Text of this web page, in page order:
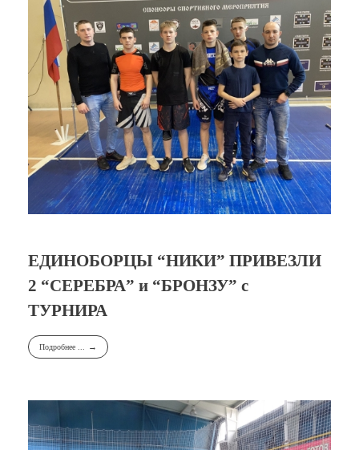
ЕДИНОБОРЦЫ “НИКИ” ПРИВЕЗЛИ
2 “СЕРЕБРА” и “БРОНЗУ” с
ТУРНИРА
Подробнее ...